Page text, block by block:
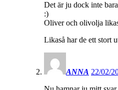
Det är ju dock inte
:)
Oliver och olivolja
Likaså har de ett stort
ANNA 22/02/